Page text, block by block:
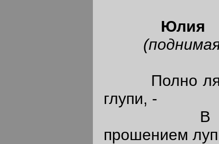
Юлия
(поднимая
Полно
глупи, -
В
прошением